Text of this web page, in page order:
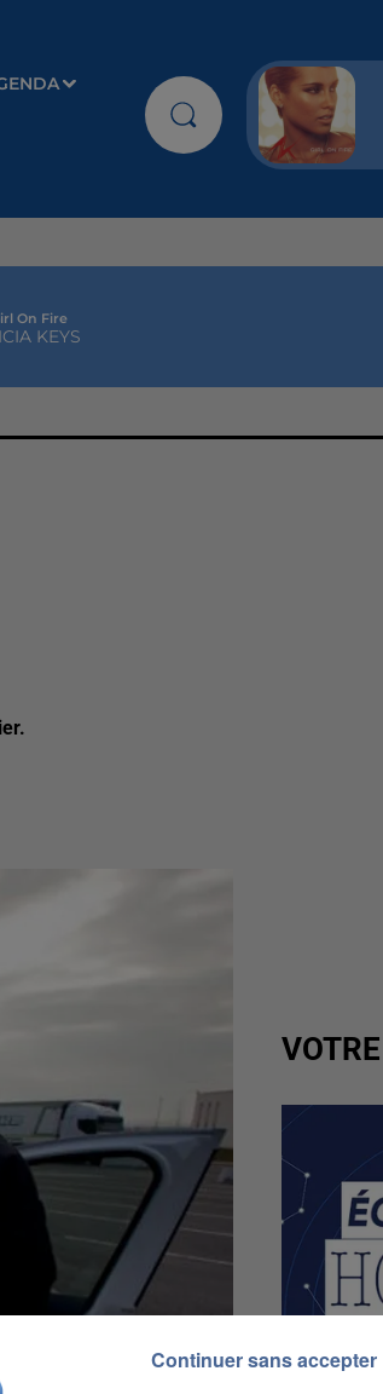
On Fire
KEYS
Continuer sans accepter